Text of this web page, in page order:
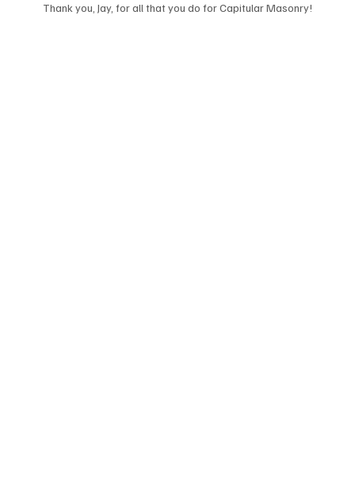
Thank you, Jay, for all that you do for Capitular Masonry!